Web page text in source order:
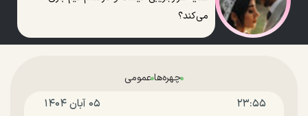
می‌کند؟
چهره‌هاعمومی
۲۳:۵۵ ۰۵ آبان ۱۴۰۴